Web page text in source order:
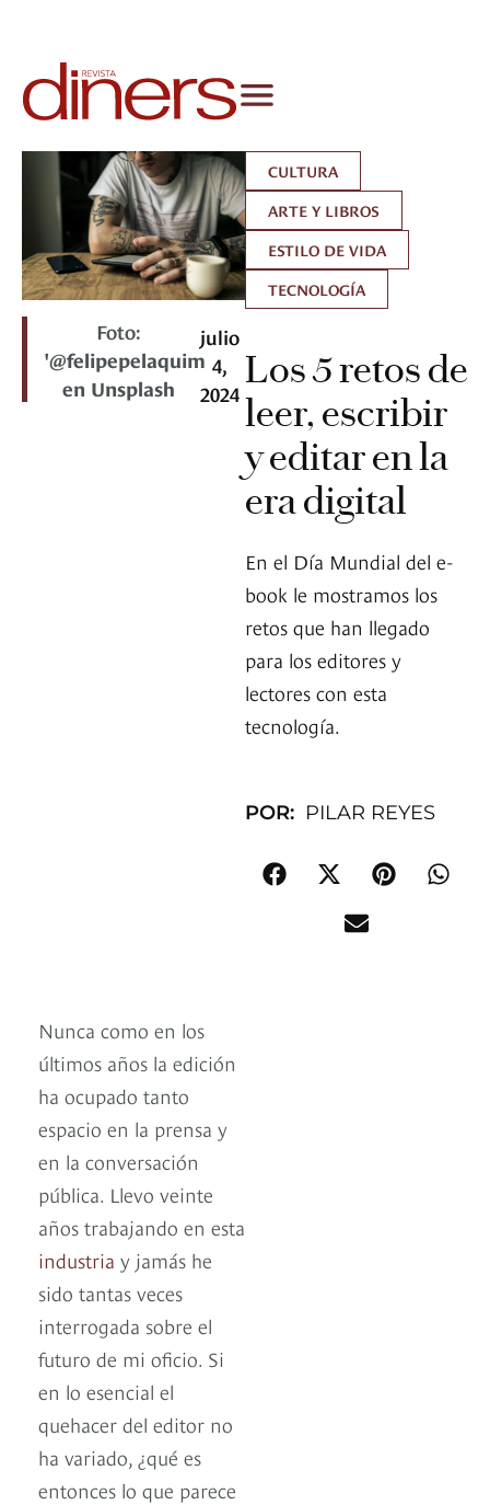
Foto:
'@felipepelaquim
en Unsplash
julio
4,
2024
CULTURA
ARTE Y LIBROS
ESTILO DE VIDA
TECNOLOGÍA
Los 5 retos de
leer, escribir
y editar en la
era digital
En el Día Mundial del e-
book le mostramos los
retos que han llegado
para los editores y
lectores con esta
tecnología.
POR: PILAR REYES
Nunca como en los
últimos años la edición
ha ocupado tanto
espacio en la prensa y
en la conversación
pública. Llevo veinte
años trabajando en esta
industria y jamás he
sido tantas veces
interrogada sobre el
futuro de mi oficio. Si
en lo esencial el
quehacer del editor no
ha variado, ¿qué es
entonces lo que parece